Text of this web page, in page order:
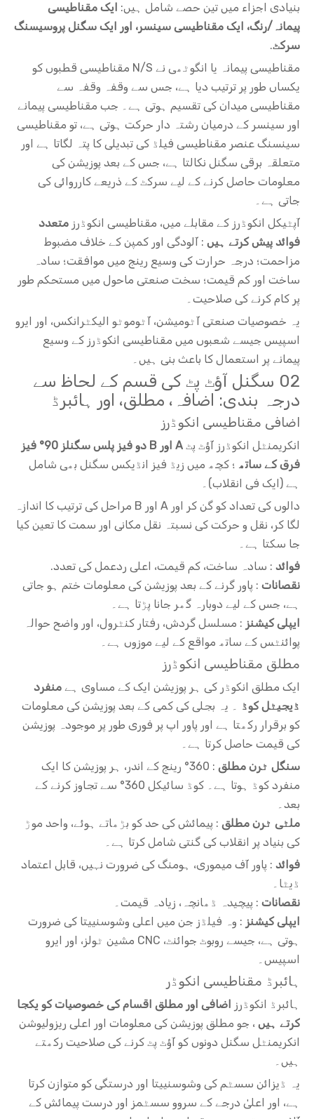
بنیادی اجزاء میں تین حصے شامل ہیں: ایک مقناطیسی
پیمانہ/رنگ، ایک مقناطیسی سینسر، اور ایک سگنل پروسیسنگ
سرکٹ.
مقناطیسی پیمانہ یا انگوٹھی نے N/S مقناطیسی قطبوں کو
یکساں طور پر ترتیب دیا ہے، جس سے وقفہ وقفہ سے
مقناطیسی میدان کی تقسیم ہوتی ہے۔ جب مقناطیسی پیمانے
اور سینسر کے درمیان رشتہ دار حرکت ہوتی ہے، تو مقناطیسی
سینسنگ عنصر مقناطیسی فیلڈ کی تبدیلی کا پتہ لگاتا ہے اور
متعلقہ برقی سگنل نکالتا ہے، جس کے بعد پوزیشن کی
معلومات حاصل کرنے کے لیے سرکٹ کے ذریعے کارروائی کی
جاتی ہے۔
آپٹیکل انکوڈرز کے مقابلے میں، مقناطیسی انکوڈرز متعدد
فوائد پیش کرتے ہیں : آلودگی اور کمپن کے خلاف مضبوط
مزاحمت؛ درجہ حرارت کی وسیع رینج میں موافقت؛ سادہ
ساخت اور کم قیمت؛ سخت صنعتی ماحول میں مستحکم طور
پر کام کرنے کی صلاحیت۔
یہ خصوصیات صنعتی آٹومیشن، آٹوموٹو الیکٹرانکس، اور ایرو
اسپیس جیسے شعبوں میں مقناطیسی انکوڈرز کے وسیع
پیمانے پر استعمال کا باعث بنی ہیں۔
02 سگنل آؤٹ پٹ کی قسم کے لحاظ سے
درجہ بندی: اضافہ، مطلق، اور ہائبرڈ
اضافی مقناطیسی انکوڈرز
انکریمنٹل انکوڈرز آؤٹ پٹ
A اور B دو فیز پلس سگنلز 90° فیز
فرق کے ساتھ ؛ کچھ میں زیڈ فیز انڈیکس سگنل بھی شامل
ہے (ایک فی انقلاب)۔
دالوں کی تعداد کو گن کر اور A اور B مراحل کی ترتیب کا اندازہ
لگا کر، نقل و حرکت کی نسبتہ نقل مکانی اور سمت کا تعین کیا
جا سکتا ہے۔
فوائد : سادہ ساخت، کم قیمت، اعلی ردعمل کی تعدد.
نقصانات : پاور گرنے کے بعد پوزیشن کی معلومات ختم ہو جاتی
ہے، جس کے لیے دوبارہ گھر جانا پڑتا ہے۔
ایپلی کیشنز : مسلسل گردش، رفتار کنٹرول، اور واضح حوالہ
پوائنٹس کے ساتھ مواقع کے لیے موزوں ہے۔
مطلق مقناطیسی انکوڈرز
ایک مطلق انکوڈر کی ہر پوزیشن ایک کے مساوی ہے منفرد
ڈیجیٹل کوڈ ۔ یہ بجلی کی کمی کے بعد پوزیشن کی معلومات
کو برقرار رکھتا ہے اور پاور اپ پر فوری طور پر موجودہ پوزیشن
کی قیمت حاصل کرتا ہے۔
سنگل ٹرن مطلق
: 360° رینج کے اندر، ہر پوزیشن کا ایک
منفرد کوڈ ہوتا ہے۔ کوڈ سائیکل 360° سے تجاوز کرنے کے
بعد۔
ملٹی ٹرن مطلق : پیمائش کی حد کو بڑھاتے ہوئے، واحد موڑ
کی بنیاد پر انقلاب کی گنتی شامل کرتا ہے۔
فوائد : پاور آف میموری، ہومنگ کی ضرورت نہیں، قابل اعتماد
ڈیٹا۔
نقصانات : پیچیدہ ڈھانچہ، زیادہ قیمت۔
ایپلی کیشنز : وہ فیلڈز جن میں اعلی وشوسنییتا کی ضرورت
ہوتی ہے، جیسے روبوٹ جوائنٹ، CNC مشین ٹولز، اور ایرو
اسپیس۔
ہائبرڈ مقناطیسی انکوڈر
ہائبرڈ انکوڈرز اضافی اور مطلق اقسام کی خصوصیات کو یکجا
کرتے ہیں ، جو مطلق پوزیشن کی معلومات اور اعلی ریزولیوشن
انکریمنٹل سگنل دونوں کو آؤٹ پٹ کرنے کی صلاحیت رکھتے
ہیں۔
یہ ڈیزائن سسٹم کی وشوسنییتا اور درستگی کو متوازن کرتا
ہے، اور اعلیٰ درجے کے سروو سسٹمز اور درست پیمائش کے